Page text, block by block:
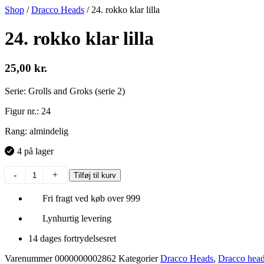
Shop /Dracco Heads / 24. rokko klar lilla
24. rokko klar lilla
25,00 kr.
Serie: Grolls and Groks (serie 2)
Figur nr.: 24
Rang: almindelig
4 på lager
- + Tilføj til kurv
Fri fragt ved køb over 999
Lynhurtig levering
14 dages fortrydelsesret
Varenummer0000000002862 Kategorier Dracco Heads, Dracco